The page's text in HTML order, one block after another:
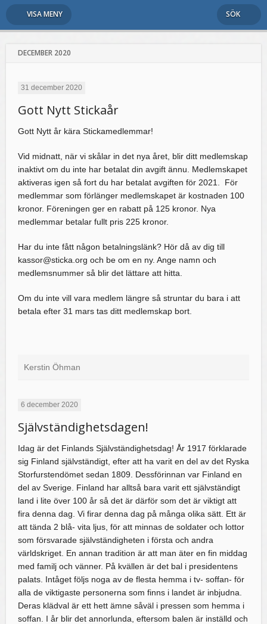
VISA MENY SÖK
DECEMBER 2020
31 december 2020
Gott Nytt Stickaår
Gott Nytt år kära Stickamedlemmar!
Vid midnatt, när vi skålar in det nya året, blir ditt medlemskap
inaktivt om du inte har betalat din avgift ännu. Medlemskapet
aktiveras igen så fort du har betalat avgiften för 2021. För
medlemmar som förlänger medlemskapet är kostnaden 100
kronor. Föreningen ger en rabatt på 125 kronor. Nya
medlemmar betalar fullt pris 225 kronor.
Har du inte fått någon betalningslänk? Hör då av dig till
kassor@sticka.org och be om en ny. Ange namn och
medlemsnummer så blir det lättare att hitta.
Om du inte vill vara medlem längre så struntar du bara i att
betala efter 31 mars tas ditt medlemskap bort.
Kerstin Öhman
6 december 2020
Självständighetsdagen!
Idag är det Finlands Självständighetsdag! År 1917 förklarade
sig Finland självständigt, efter att ha varit en del av det Ryska
Storfurstendömet sedan 1809. Dessförinnan var Finland en
del av Sverige. Finland har alltså bara varit ett självständigt
land i lite över 100 år så det är därför som det är viktigt att
fira denna dag. Vi firar denna dag på många olika sätt. Ett är
att tända 2 blå- vita ljus, för att minnas de soldater och lottor
som försvarade självständigheten i första och andra
världskriget. En annan tradition är att man äter en fin middag
med familj och vänner. På kvällen är det bal i presidentens
palats. Intåget följs noga av de flesta hemma i tv- soffan- för
alla de viktigaste personerna som finns i landet är inbjudna.
Deras klädval är ett hett ämne såväl i pressen som hemma i
soffan. I år blir det annorlunda, eftersom balen är inställd och